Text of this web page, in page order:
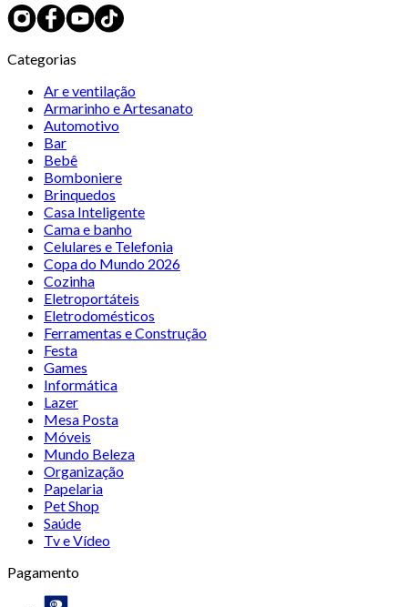
Categorias
Ar e ventilação
Armarinho e Artesanato
Automotivo
Bar
Bebê
Bomboniere
Brinquedos
Casa Inteligente
Cama e banho
Celulares e Telefonia
Copa do Mundo 2026
Cozinha
Eletroportáteis
Eletrodomésticos
Ferramentas e Construção
Festa
Games
Informática
Lazer
Mesa Posta
Móveis
Mundo Beleza
Organização
Papelaria
Pet Shop
Saúde
Tv e Vídeo
Pagamento